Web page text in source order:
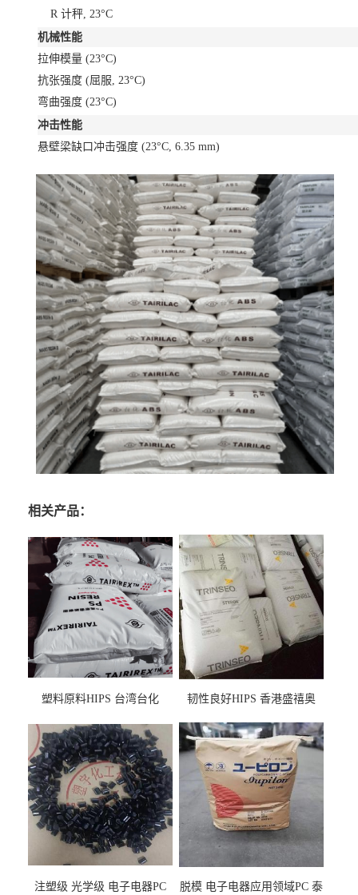
R 计秤, 23°C
机械性能
拉伸模量 (23°C)
抗张强度 (屈服, 23°C)
弯曲强度 (23°C)
冲击性能
悬壁梁缺口冲击强度 (23°C, 6.35 mm)
相关产品：
塑料原料HIPS 台湾台化
用料
韧性良好HIPS 香港盛禧奥
注塑级 光学级 电子电器PC 脱模 电子电器应用领域PC 泰